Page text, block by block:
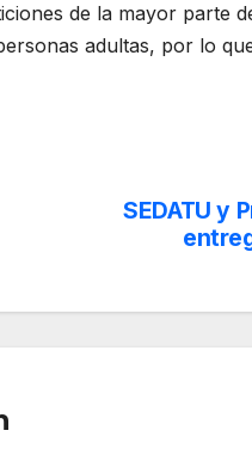
de la mayor parte
adultas, por lo
SEDATU y